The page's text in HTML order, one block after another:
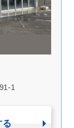
1
る